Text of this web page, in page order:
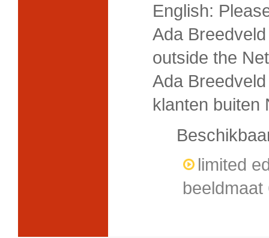
English:
Ada
outside the
Ada
klanten buiten
limited